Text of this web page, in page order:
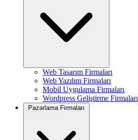
Web Tasarım Firmaları
Web Yazılım Firmaları
Mobil Uygulama Firmaları
Wordpress Geliştirme Firmaları
Pazarlama Firmaları